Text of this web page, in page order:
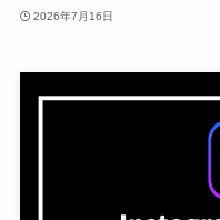
2026年7月16日